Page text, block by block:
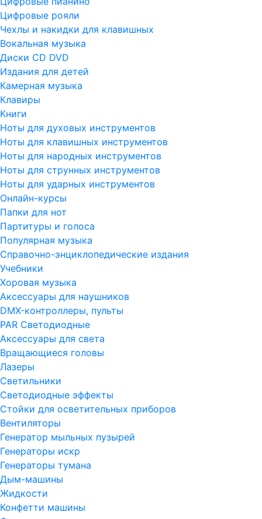
Цифровые рояли
Чехлы и накидки для клавишных
Вокальная музыка
Диски CD DVD
Издания для детей
Камерная музыка
Клавиры
Книги
Ноты для духовых инструментов
Ноты для клавишных инструментов
Ноты для народных инструментов
Ноты для струнных инструментов
Ноты для ударных инструментов
Онлайн-курсы
Папки для нот
Партитуры и голоса
Популярная музыка
Справочно-энциклопедические издания
Учебники
Хоровая музыка
Аксессуары для наушников
DMX-контроллеры, пульты
PAR Светодиодные
Аксессуары для света
Вращающиеся головы
Лазеры
Светильники
Светодиодные эффекты
Стойки для осветительных приборов
Вентиляторы
Генератор мыльных пузырей
Генераторы искр
Генераторы тумана
Дым-машины
Жидкости
Конфетти машины